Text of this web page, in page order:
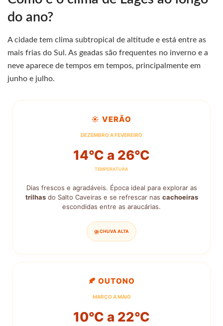
do ano?
A cidade tem clima subtropical de altitude e está entre as
mais frias do Sul. As geadas são frequentes no inverno e a
neve aparece de tempos em tempos, principalmente em
junho e julho.
☀️ VERÃO
DEZEMBRO A FEVEREIRO
14°C a 26°C
TEMPERATURA
Dias frescos e agradáveis. Época ideal para explorar as
trilhasdo Salto Caveiras e se refrescar nas cachoeiras
escondidas entre as araucárias.
⛈️ CHUVA ALTA
🍂 OUTONO
MARÇO A MAIO
10°C a 22°C